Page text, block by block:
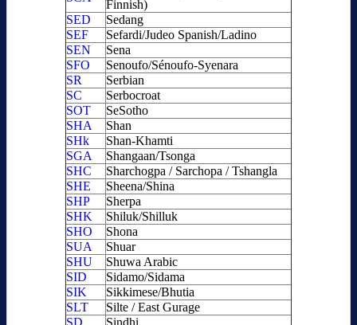
Finnish)
SED
Sedang
SEF
Sefardi/Judeo Spanish/Ladino
SEN
Sena
SFO
Senoufo/Sénoufo-Syenara
SR
Serbian
SC
Serbocroat
SOT
SeSotho
SHA
Shan
SHk
Shan-Khamti
SGA
Shangaan/Tsonga
SHC
Sharchogpa / Sarchopa / Tshangla
SHE
Sheena/Shina
SHP
Sherpa
SHK
Shiluk/Shilluk
SHO
Shona
SUA
Shuar
SHU
Shuwa Arabic
SID
Sidamo/Sidama
SIK
Sikkimese/Bhutia
SLT
Silte / East Gurage